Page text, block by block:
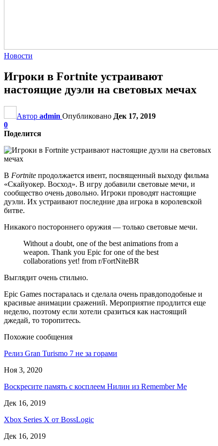
Новости
Игроки в Fortnite устраивают
настоящие дуэли на световых мечах
Автор admin Опубликовано Дек 17, 2019
0
Поделится
В Fortnite продолжается ивент, посвященный выходу фильма
«Скайуокер. Восход». В игру добавили световые мечи, и
сообщество очень довольно. Игроки проводят настоящие
дуэли. Их устраивают последние два игрока в королевской
битве.
Никакого постороннего оружия — только световые мечи.
Without a doubt, one of the best animations from a
weapon. Thank you Epic for one of the best
collaborations yet! from r/FortNiteBR
Выглядит очень стильно.
Epic Games постаралась и сделала очень правдоподобные и
красивые анимации сражений. Мероприятие продлится еще
неделю, поэтому если хотели сразиться как настоящий
джедай, то торопитесь.
Похожие сообщения
Релиз Gran Turismo 7 не за горами
Ноя 3, 2020
Воскресите память с косплеем Нилин из Remember Me
Дек 16, 2019
Xbox Series X от BossLogic
Дек 16, 2019